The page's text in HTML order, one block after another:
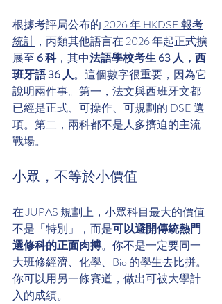
根據考評局公布的 2026 年 HKDSE 報考
統計 ，丙類其他語言在 2026 年起正式擴
展至 6 科，其中法語學校考生 63 人，西
班牙語 36 人。這個數字很重要，因為它
說明兩件事。第一，法文與西班牙文都
已經是正式、可操作、可規劃的 DSE 選
項。第二，兩科都不是人多擠迫的主流
戰場。
小眾，不等於小價值
在 JUPAS 規劃上，小眾科目最大的價值
不是「特別」，而是可以避開傳統熱門
選修科的正面肉搏。你不是一定要同一
大班修經濟、化學、Bio 的學生去比拼。
你可以用另一條賽道，做出可被大學計
入的成績。